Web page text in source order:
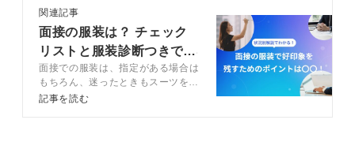
やウェット過多は画面越しに重く見えるため、Web面接
はライトを正面に、ツヤは控えめのミルクやバームでま
とまり＞動きを優先します。
証明写真は光でカールが強調されやすいので、撮影前に
軽くブローで落ち着かせるのが無難です。
関連記事
面接の服装は？ チェック
リストと服装診断つきで解
説
面接での服装は、指定がある場合は
もちろん、迷ったときもスーツを選
ぶのが安心です。指定がない、もし
記事を読む